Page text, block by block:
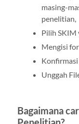
masing-
penelitian,
Pilih SKIM
Mengisi
Unggah
Bagaimana